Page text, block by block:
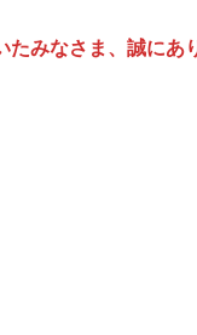
みなさま、誠にあ